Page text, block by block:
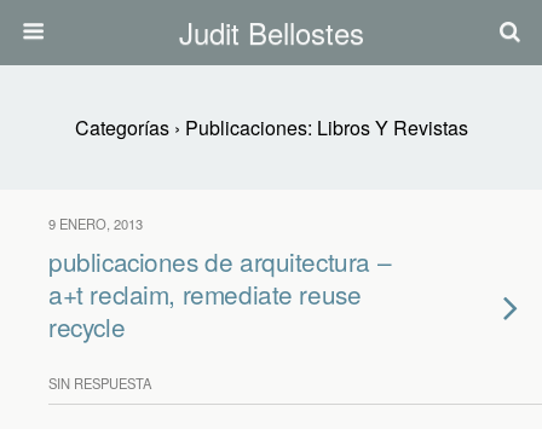
Judit Bellostes
Categorías › Publicaciones: Libros Y Revistas
9 ENERO, 2013
publicaciones de arquitectura –
a+t reclaim, remediate reuse
recycle
SIN RESPUESTA